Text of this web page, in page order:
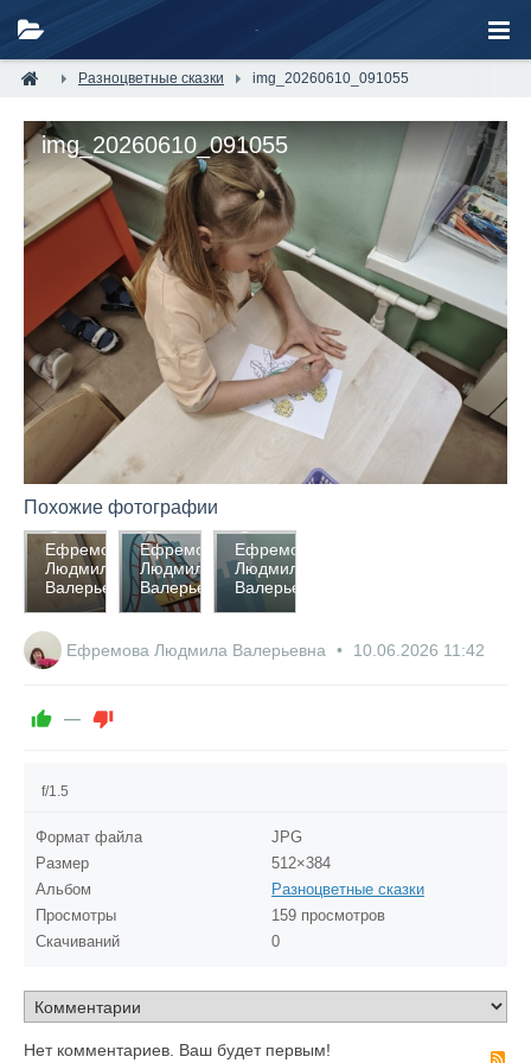
Разноцветные сказки img_20260610_091055
img_20260610_091055
Похожие фотографии
177
0
0
Ефремова
Людмила
Валерьевна
143
0
0
Ефремова
Людмила
Валерьевна
121
0
0
Ефремова
Людмила
Валерьевна
Ефремова Людмила Валерьевна 10.06.2026 11:42
—
f/1.5
Формат файла
JPG
Размер
512×384
Альбом
Разноцветные сказки
Просмотры
159 просмотров
Скачиваний
0
Нет комментариев. Ваш будет первым!